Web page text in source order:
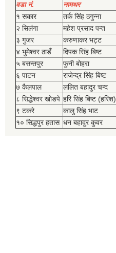
वडा नं. नामथर
१ सकार
तर्क सिंह ठगुन्‍ना
२ सिलंगा
महेश प्रसाद पन्त
३ गुजर
करुणाकर भट्ट
४ भुमेश्‍वर ठाडँ
दिपक सिंह बिष्‍ट
५ बसन्तपुर
फुनी बोहरा
६ पाटन
राजेन्द्र सिंह बिष्‍ट
७ कैलपाल
ललित बहादुर चन्द
८ सिद्धेश्‍वर खोडपे हरि सिंह बिष्‍ट (हरिश)
९ टकरे
कालु सिंह भाट
१० सिद्धपुर हतास धन बहादुर कुवर